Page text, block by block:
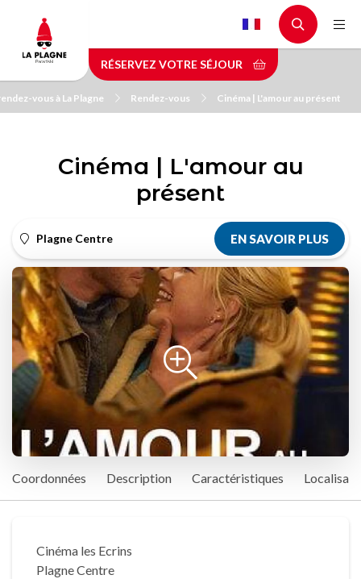
contenu
principal
RÉSERVEZ VOTRE SÉJOUR
vous à La Plagne Rendez-vous Cinéma | L'amour au présent
Cinéma | L'amour au
présent
Plagne Centre EN SAVOIR PLUS
Coordonnées Description Caractéristiques
Cinéma les Ecrins
Plagne Centre